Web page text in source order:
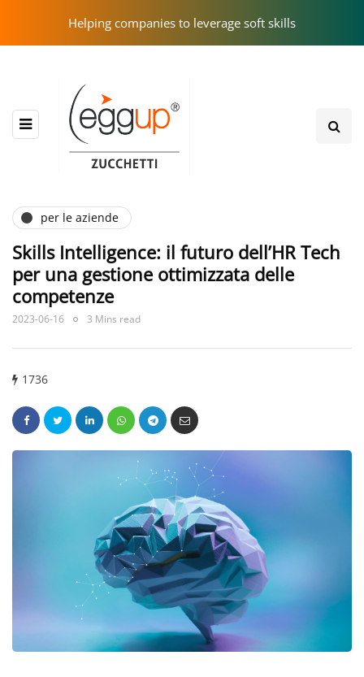
Helping companies to leverage soft skills
per le aziende
Skills Intelligence: il futuro dell’HR Tech
per una gestione ottimizzata delle
competenze
2023-06-16 3 Mins read
1736